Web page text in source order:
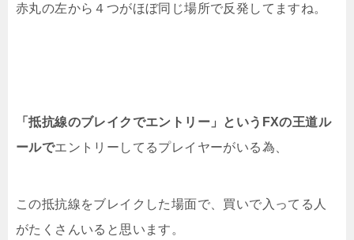
赤丸の左から４つがほぼ同じ場所で反発してますね。
「抵抗線のブレイクでエントリー」というFXの王道ル
ールでエントリーしてるプレイヤーがいる為、
この抵抗線をブレイクした場面で、買いで入ってる人
がたくさんいると思います。